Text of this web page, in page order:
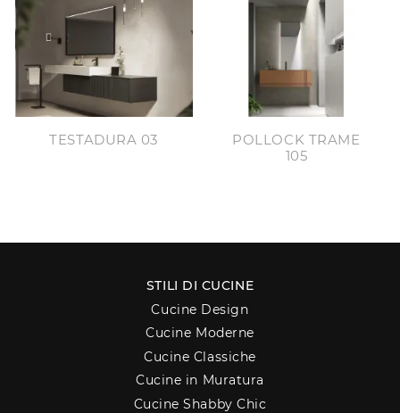
TESTADURA 03
POLLOCK TRAME
105
STILI DI CUCINE
Cucine Design
Cucine Moderne
Cucine Classiche
Cucine in Muratura
Cucine Shabby Chic